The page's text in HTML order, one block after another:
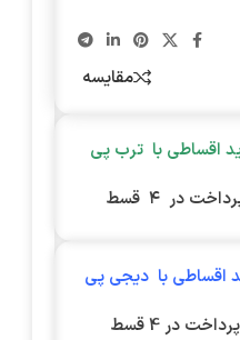
مقایسه
اقساطی با ترب پی
در ۴ قسط
اقساطی با دیجی پی
پرداخت در 4 قسط